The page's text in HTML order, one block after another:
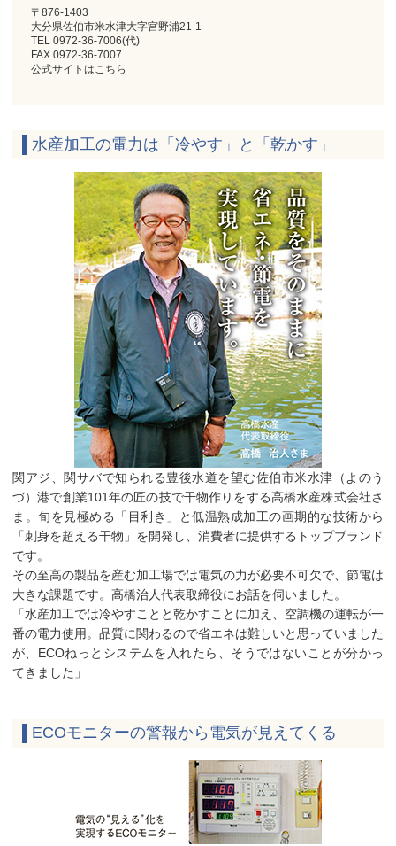
〒876-1403
大分県佐伯市米水津大字宮野浦21-1
TEL 0972-36-7006(代)
FAX 0972-36-7007
公式サイトはこちら
水産加工の電力は「冷やす」と「乾かす」
関アジ、関サバで知られる豊後水道を望む佐伯市米水津（よのう
づ）港で創業101年の匠の技で干物作りをする高橋水産株式会社さ
ま。旬を見極める「目利き」と低温熟成加工の画期的な技術から
「刺身を超える干物」を開発し、消費者に提供するトップブランド
です。
その至高の製品を産む加工場では電気の力が必要不可欠で、節電は
大きな課題です。高橋治人代表取締役にお話を伺いました。
「水産加工では冷やすことと乾かすことに加え、空調機の運転が一
番の電力使用。品質に関わるので省エネは難しいと思っていました
が、ECOねっとシステムを入れたら、そうではないことが分かっ
てきました」
ECOモニターの警報から電気が見えてくる